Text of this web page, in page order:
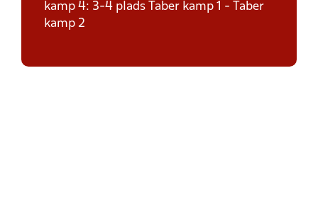
kamp 4: 3-4 plads Taber kamp 1 - Taber
kamp 2